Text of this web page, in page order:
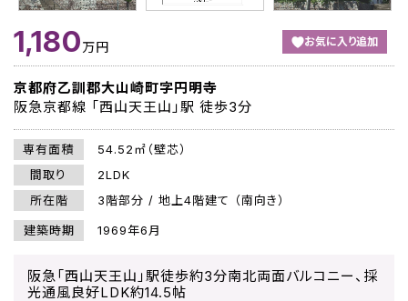
お気に入り追加
1,180万円
京都府乙訓郡大山崎町字円明寺
阪急京都線 「西山天王山」駅 徒歩3分
専有面積
54.52㎡（壁芯）
間取り
2LDK
所在階
3階部分 / 地上4階建て （南向き）
建築時期 1969年6月
阪急「西山天王山」駅徒歩約3分南北両面バルコニー、採
光通風良好LDK約14.5帖